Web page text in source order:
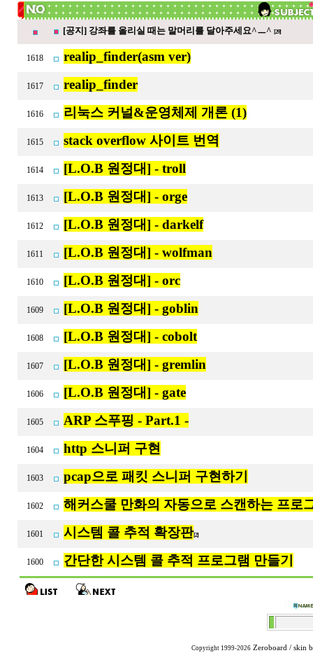
[공지] 강좌를 올리실 때는 말머리를 달아주세요^ㅡ^ [29]
1618 realip_finder(asm ver)
1617 realip_finder
1616 리눅스 커널&운영체제 개론 (1)
1615 stack overflow 사이트 번역
1614 [L.O.B 원정대] - troll
1613 [L.O.B 원정대] - orge
1612 [L.O.B 원정대] - darkelf
1611 [L.O.B 원정대] - wolfman
1610 [L.O.B 원정대] - orc
1609 [L.O.B 원정대] - goblin
1608 [L.O.B 원정대] - cobolt
1607 [L.O.B 원정대] - gremlin
1606 [L.O.B 원정대] - gate
1605 ARP 스푸핑 - Part.1 -
1604 http 스니퍼 구현
1603 pcap으로 패킷 스니퍼 구현하기
1602 해커스쿨 만화의 자동으로 스캔하는 프로
1601 시스템 콜 추적 확장판[2]
1600 간단한 시스템 콜 추적 프로그램 만들기
Copyright 1999-2026 Zeroboard / skin